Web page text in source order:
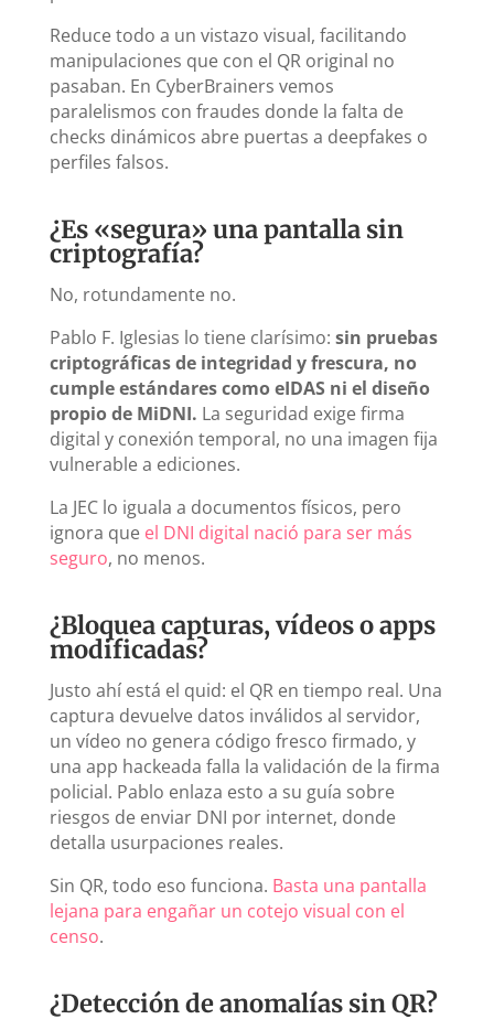
Reduce todo a un vistazo visual, facilitando
manipulaciones que con el QR original no
pasaban. En CyberBrainers vemos
paralelismos con fraudes donde la falta de
checks dinámicos abre puertas a deepfakes o
perfiles falsos.
¿Es «segura» una pantalla sin
criptografía?
No, rotundamente no.
Pablo F. Iglesias lo tiene clarísimo: sin pruebas
criptográficas de integridad y frescura, no
cumple estándares como eIDAS ni el diseño
propio de MiDNI. La seguridad exige firma
digital y conexión temporal, no una imagen fija
vulnerable a ediciones.
La JEC lo iguala a documentos físicos, pero
ignora que el DNI digital nació para ser más
seguro, no menos.
¿Bloquea capturas, vídeos o apps
modificadas?
Justo ahí está el quid: el QR en tiempo real. Una
captura devuelve datos inválidos al servidor,
un vídeo no genera código fresco firmado, y
una app hackeada falla la validación de la firma
policial. Pablo enlaza esto a su guía sobre
riesgos de enviar DNI por internet, donde
detalla usurpaciones reales.
Sin QR, todo eso funciona. Basta una pantalla
lejana para engañar un cotejo visual con el
censo.
¿Detección de anomalías sin QR?